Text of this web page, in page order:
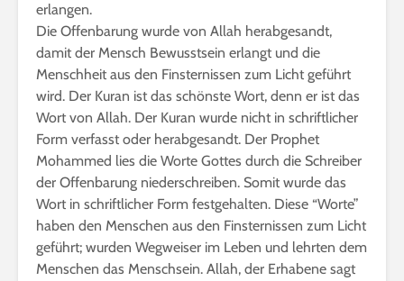
erlangen.
Die Offenbarung wurde von Allah herabgesandt,
damit der Mensch Bewusstsein erlangt und die
Menschheit aus den Finsternissen zum Licht geführt
wird. Der Kuran ist das schönste Wort, denn er ist das
Wort von Allah. Der Kuran wurde nicht in schriftlicher
Form verfasst oder herabgesandt. Der Prophet
Mohammed lies die Worte Gottes durch die Schreiber
der Offenbarung niederschreiben. Somit wurde das
Wort in schriftlicher Form festgehalten. Diese “Worte”
haben den Menschen aus den Finsternissen zum Licht
geführt; wurden Wegweiser im Leben und lehrten dem
Menschen das Menschsein. Allah, der Erhabene sagt